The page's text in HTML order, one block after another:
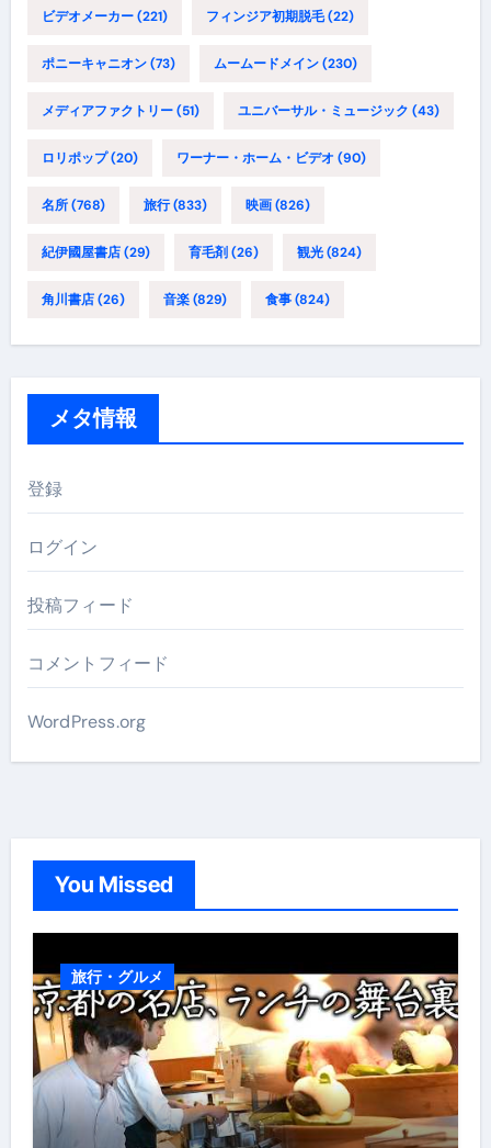
ビデオメーカー(221) フィンジア初期脱毛(22)
ポニーキャニオン(73) ムームードメイン(230)
メディアファクトリー(51) ユニバーサル・ミュージック (43)
ロリポップ(20) ワーナー・ホーム・ビデオ (90)
名所(768) 旅行(833) 映画(826)
紀伊國屋書店(29) 育毛剤 (26) 観光(824)
角川書店(26) 音楽(829) 食事(824)
メタ情報
登録
ログイン
投稿フィード
コメントフィード
WordPress.org
You Missed
旅行・グルメ